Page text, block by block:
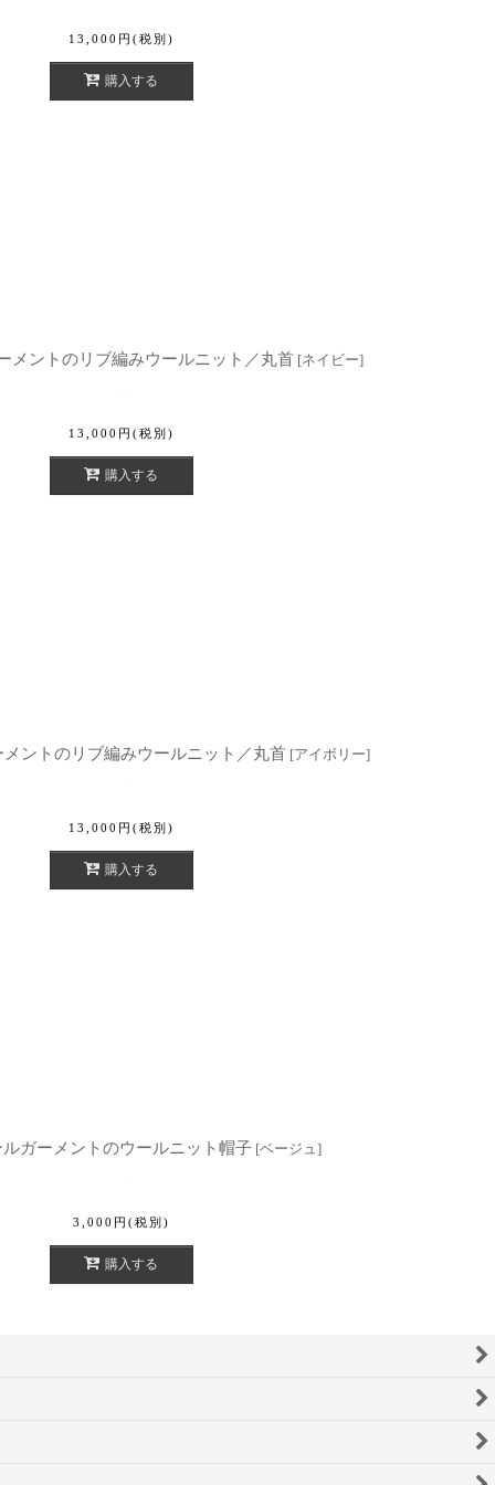
13,000 円 (税別)
購入する
メントのリブ編みウールニット／丸首 [ネイビー]
13,000 円 (税別)
購入する
メントのリブ編みウールニット／丸首 [アイボリー]
13,000 円 (税別)
購入する
ルガーメントのウールニット帽子 [ベージュ ]
3,000 円 (税別)
購入する